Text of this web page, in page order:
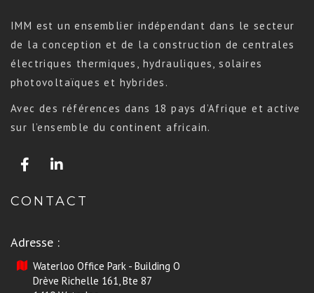
IMM est un ensemblier indépendant dans le secteur
de la conception et de la construction de centrales
électriques thermiques, hydrauliques, solaires
photovoltaïques et hybrides.
Avec des références dans 18 pays d’Afrique et active
sur l’ensemble du continent africain.
CONTACT
Adresse :
Waterloo Office Park - Building O
Drève Richelle 161, Bte 87